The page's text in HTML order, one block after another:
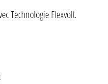
Technologie Flexvolt.